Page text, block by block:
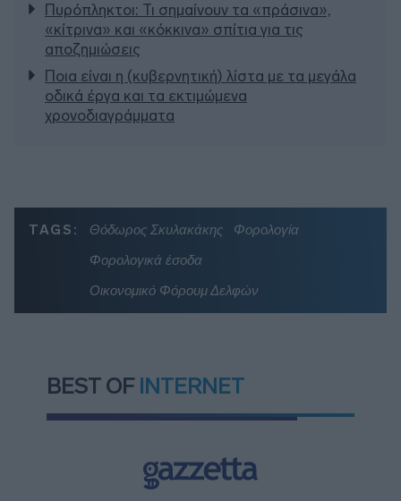
Πυρόπληκτοι: Τι σημαίνουν τα «πράσινα»,
«κίτρινα» και «κόκκινα» σπίτια για τις
αποζημιώσεις
Ποια είναι η (κυβερνητική) λίστα με τα μεγάλα
οδικά έργα και τα εκτιμώμενα
χρονοδιαγράμματα
TAGS: Θόδωρος Σκυλακάκης
Φορολογία
Φορολογικά έσοδα
Οικονομικό Φόρουμ Δελφών
BEST OF INTERNET